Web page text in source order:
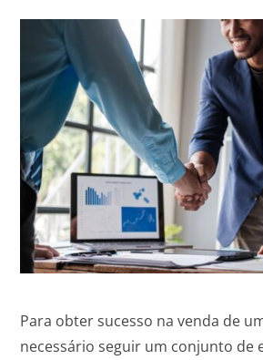
Para obter sucesso na venda de
necessário seguir um conjunto de